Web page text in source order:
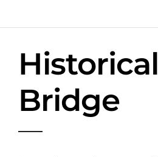
Historical
Bridge